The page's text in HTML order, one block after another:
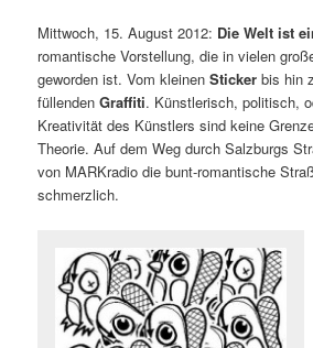
Mittwoch, 15. August 2012: Die Welt ist
romantische Vorstellung, die in vielen
geworden ist. Vom kleinenSticker bis hin
füllenden Graffiti. Künstlerisch, politisch,
Kreativität des Künstlers sind keine
Theorie. Auf dem Weg durch Salzburgs
von MARKradio die bunt-romantische
schmerzlich.